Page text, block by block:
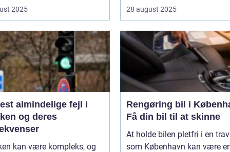
2025 28 august 2025
almindelige fejl i
og deres
kan være kompleks, og
Rengøring bil i
Få din bil til at skinne
At holde bilen pletfri i en
som København kan være